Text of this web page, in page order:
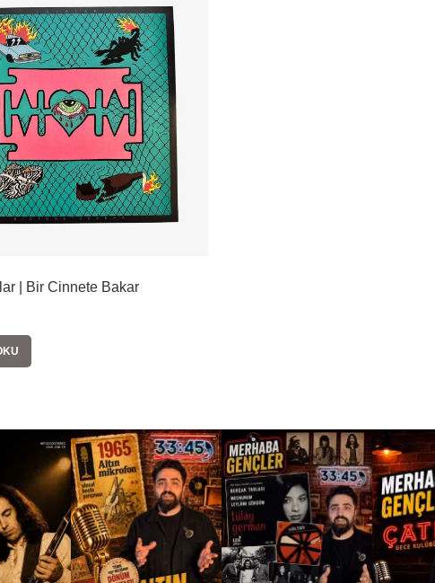
| Bir Cinnete Bakar